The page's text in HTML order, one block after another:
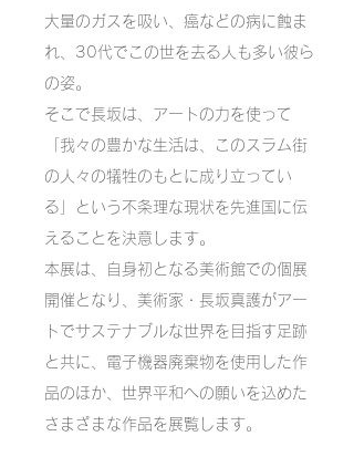
大量のガスを吸い、癌などの病に蝕ま
れ、30代でこの世を去る人も多い彼ら
の姿。
そこで長坂は、アートの力を使って
「我々の豊かな生活は、このスラム街
の人々の犠牲のもとに成り立ってい
る」という不条理な現状を先進国に伝
えることを決意します。
本展は、自身初となる美術館での個展
開催となり、美術家・長坂真護がアー
トでサステナブルな世界を目指す足跡
と共に、電子機器廃棄物を使用した作
品のほか、世界平和への願いを込めた
さまざまな作品を展覧します。